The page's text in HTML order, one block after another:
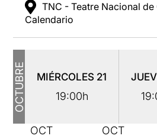
TNC - Teatre Nacional
Calendario
OCTUBRE MIÉRCOLES 21
19:00h
OCT
OCT